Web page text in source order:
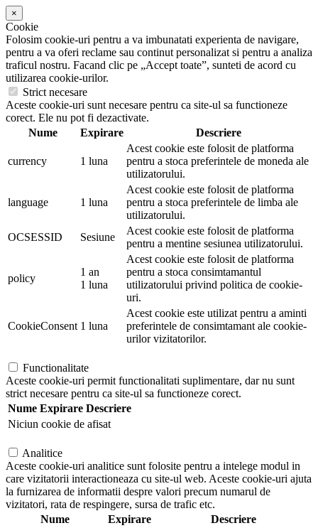
×
Cookie
Folosim cookie-uri pentru a va imbunatati experienta de navigare,
pentru a va oferi reclame sau continut personalizat si pentru a analiza
traficul nostru. Facand clic pe „Accept toate”, sunteti de acord cu
utilizarea cookie-urilor.
Strict necesare
Aceste cookie-uri sunt necesare pentru ca site-ul sa functioneze
corect. Ele nu pot fi dezactivate.
Nume
Expirare Descriere
currency 1 luna
Acest cookie este folosit de platforma
pentru a stoca preferintele de moneda ale
utilizatorului.
language 1 luna
Acest cookie este folosit de platforma
pentru a stoca preferintele de limba ale
utilizatorului.
OCSESSID
Sesiune
Acest cookie este folosit de platforma
pentru a mentine sesiunea utilizatorului.
policy
1 an
1 luna
Acest cookie este folosit de platforma
pentru a stoca consimtamantul
utilizatorului privind politica de cookie-
uri.
CookieConsent 1 luna
Acest cookie este utilizat pentru a aminti
preferintele de consimtamant ale cookie-
urilor vizitatorilor.
Functionalitate
Aceste cookie-uri permit functionalitati suplimentare, dar nu sunt
strict necesare pentru ca site-ul sa functioneze corect.
Nume Expirare Descriere
Niciun cookie de afisat
Analitice
Aceste cookie-uri analitice sunt folosite pentru a intelege modul in
care vizitatorii interactioneaza cu site-ul web. Aceste cookie-uri ajuta
la furnizarea de informatii despre valori precum numarul de
vizitatori, rata de respingere, sursa de trafic etc.
Nume
Expirare Descriere